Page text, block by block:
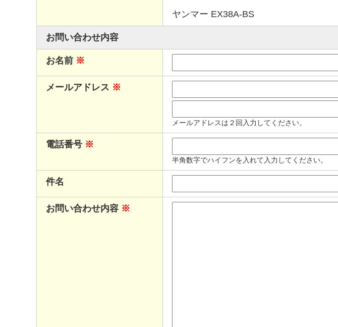
ヤンマー EX38A-BS
お問い合わせ内容
お名前 ※
メールアドレス ※
メールアドレスは２回入力してください。
電話番号 ※
半角数字でハイフンを入れて入力してください。
件名
お問い合わせ内容 ※